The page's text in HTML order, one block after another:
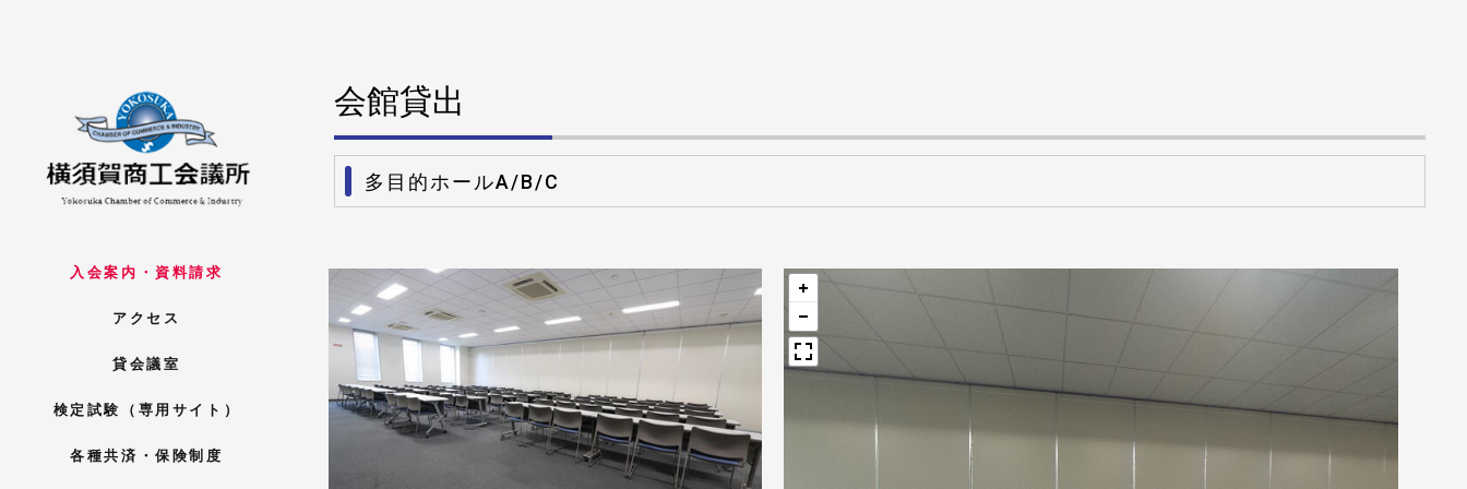
入会案内・資料請求
アクセス
貸会議室
検定試験（専用サイト）
各種共済・保険制度
会館貸出
多目的ホールA/B/C